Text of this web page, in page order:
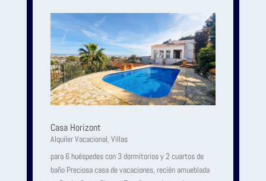
Casa Horizont
Alquiler Vacacional, Villas
para 6 huéspedes con 3 dormitorios y 2 cuartos de
baño Preciosa casa de vacaciones, recién amueblada